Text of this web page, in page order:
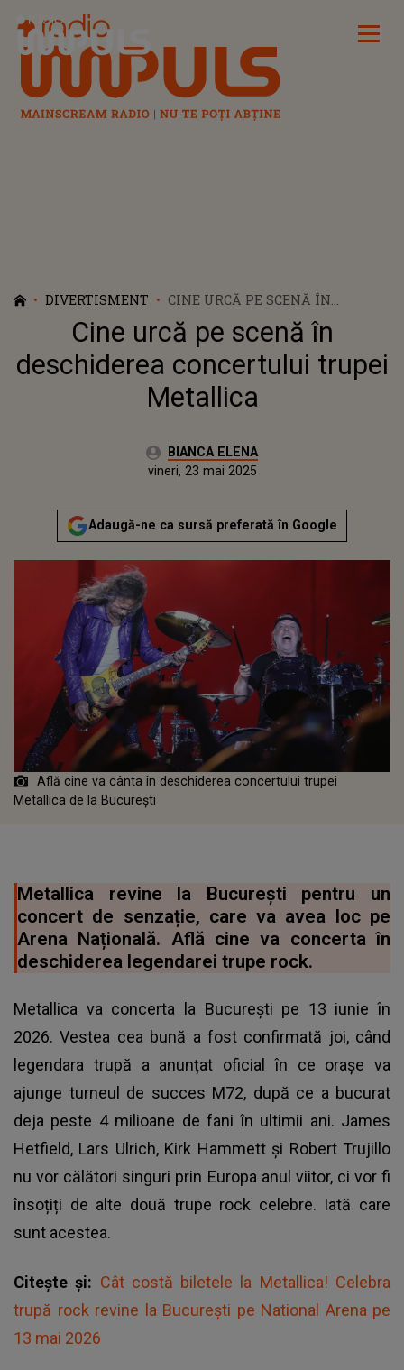
Radio Impuls
DIVERTISMENT
CINE URCĂ PE SCENĂ ÎN
DESCHIDEREA CONCERTULUI
TRUPEI METALLICA
Cine urcă pe scenă în
deschiderea concertului trupei
Metallica
Autor:BIANCA ELENA
Actualizat:
vineri, 23 mai 2025
Adaugă-ne ca sursă preferată în Google
Află cine va cânta în deschiderea concertului trupei
Metallica de la București
Metallica revine la București pentru un
concert de senzație, care va avea loc pe
Arena Națională. Află cine va concerta în
deschiderea legendarei trupe rock.
Metallica va concerta la București pe 13 iunie în
2026. Vestea cea bună a fost confirmată joi, când
legendara trupă a anunțat oficial în ce orașe va
ajunge turneul de succes M72, după ce a bucurat
deja peste 4 milioane de fani în ultimii ani. James
Hetfield, Lars Ulrich, Kirk Hammett și Robert Trujillo
nu vor călători singuri prin Europa anul viitor, ci vor fi
însoțiți de alte două trupe rock celebre. Iată care
sunt acestea.
Citește și: Cât costă biletele la Metallica! Celebra
trupă rock revine la București pe National Arena pe
13 mai 2026